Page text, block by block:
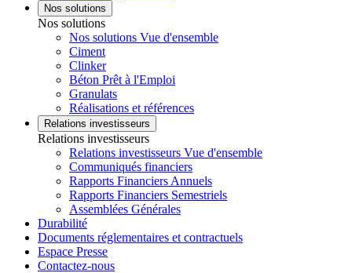
Nos solutions
Nos solutions
Nos solutions Vue d'ensemble
Ciment
Clinker
Béton Prêt à l'Emploi
Granulats
Réalisations et références
Relations investisseurs
Relations investisseurs
Relations investisseurs Vue d'ensemble
Communiqués financiers
Rapports Financiers Annuels
Rapports Financiers Semestriels
Assemblées Générales
Durabilité
Documents réglementaires et contractuels
Espace Presse
Contactez-nous